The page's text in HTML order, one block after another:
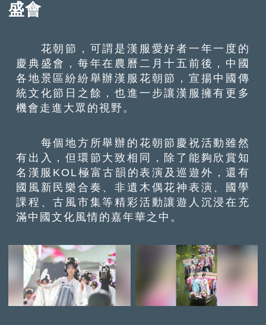
盛會
花朝節，可謂是漢服愛好者一年一度的
慶典盛會，每年在農曆二月十五前後，中國
各地景區紛紛舉辦漢服花朝節，宣揚中國傳
統文化節日之餘，也進一步讓漢服擁有更多
機會走進大眾的視野。
每個地方所舉辦的花朝節慶祝活動雖然
有出入，但環節大致相同，除了能夠欣賞知
名漢服KOL極富古韻的表演及巡遊外，還有
國風新民樂合奏、非遺木偶花神表演、國學
課程、古風市集等精彩活動讓遊人沉浸在充
滿中國文化風情的嘉年華之中。